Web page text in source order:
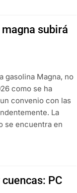
subirá
gasolina Magna, no
como se ha
convenio con las
La
se encuentra en
PC